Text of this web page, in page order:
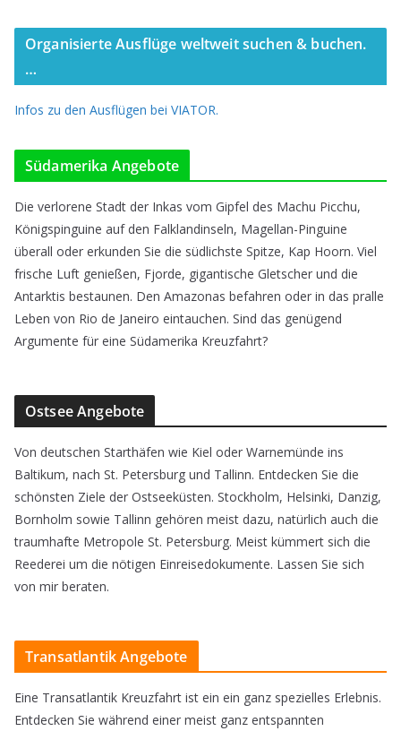
Organisierte Ausflüge weltweit suchen & buchen.
…
Infos zu den Ausflügen bei VIATOR.
Südamerika Angebote
Die verlorene Stadt der Inkas vom Gipfel des Machu Picchu,
Königspinguine auf den Falklandinseln, Magellan-Pinguine
überall oder erkunden Sie die südlichste Spitze, Kap Hoorn. Viel
frische Luft genießen, Fjorde, gigantische Gletscher und die
Antarktis bestaunen. Den Amazonas befahren oder in das pralle
Leben von Rio de Janeiro eintauchen. Sind das genügend
Argumente für eine Südamerika Kreuzfahrt?
Ostsee Angebote
Von deutschen Starthäfen wie Kiel oder Warnemünde ins
Baltikum, nach St. Petersburg und Tallinn. Entdecken Sie die
schönsten Ziele der Ostseeküsten. Stockholm, Helsinki, Danzig,
Bornholm sowie Tallinn gehören meist dazu, natürlich auch die
traumhafte Metropole St. Petersburg. Meist kümmert sich die
Reederei um die nötigen Einreisedokumente. Lassen Sie sich
von mir beraten.
Transatlantik Angebote
Eine Transatlantik Kreuzfahrt ist ein ein ganz spezielles Erlebnis.
Entdecken Sie während einer meist ganz entspannten